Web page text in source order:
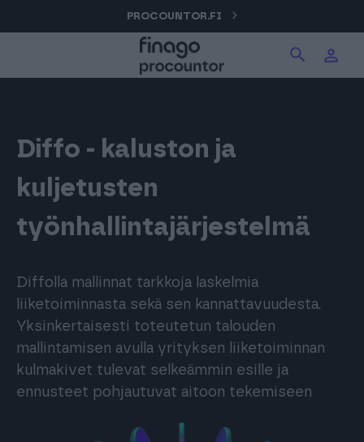
sisältöön
PROCOUNTOR.FI
Diffo - kaluston ja
kuljetusten
työnhallintajärjestelmä
Diffolla mallinnat tarkkoja laskelmia
liiketoiminnasta sekä sen kannattavuudesta.
Yksinkertaisesti toteutetun talouden
mallintamisen avulla yrityksen liiketoiminnan
kulmakivet tulevat selkeämmin esille ja
ennusteet pohjautuvat aitoon tekemiseen
Solo
Sopimuskone
Aika